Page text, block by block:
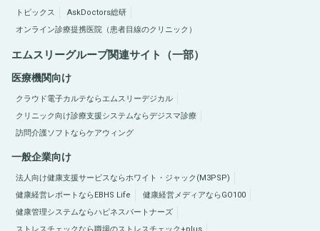
トピックス
AskDoctors総研
オンライン診療提携医院（患者目線のクリニック）
エムスリーグループ関連サイト（一部）
医療機関向け
クラウド電子カルテならエムスリーデジカル
クリニック向け診療支援システムならデジスマ診療
訪問介護ソフトならケアウィング
一般企業向け
法人向け健康支援サービスならホワイト・ジャック(M3PSP)
健康経営レポートならEBHS Life
健康経営メディアならGO100
健康管理システムならハピネスパートナーズ